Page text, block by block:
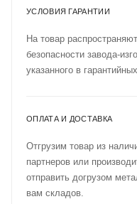
УСЛОВИЯ ГАРАНТИИ
На товар
безопасности завода-
указанного в
ОПЛАТА И ДОСТАВКА
Отгрузим товар из
партнеров или
отправить догрузом
вам складов.